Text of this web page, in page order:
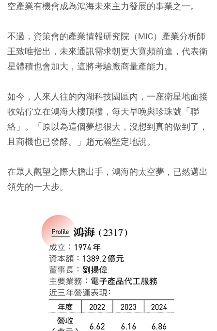
空產業有機會成為鴻海未來主力發展的事業之一。
不過，資策會的產業情報研究院（MIC）產業分析師
王致唯指出，未來通訊需求朝更大寬頻前進，代表衛
星體積也會加大，這將考驗廠商量產能力。
如今，人來人往的內湖科技園區內，一座衛星地面接
收站佇立在鴻海大樓頂樓，每天早晚與珍珠號「聯
絡」。「原以為這個夢想很大，沒想到真的做到了，
且商機也已發酵。」趙元瀚堅定地說。
在眾人觀望之際大膽出手，鴻海的太空夢，已然邁出
領先的一大步。